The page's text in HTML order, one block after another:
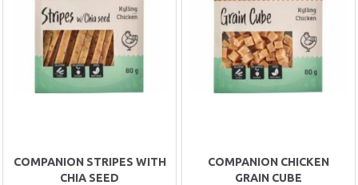
COMPANION STRIPES WITH
CHIA SEED
COMPANION CHICKEN
GRAIN CUBE